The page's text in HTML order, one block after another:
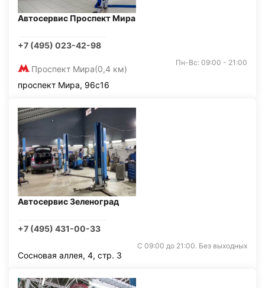
Автосервис Проспект Мира
+7 (495) 023-42-98
Проспект Мира(0,4 км)
Пн-Вс: 09:00 - 21:00
проспект Мира, 96с16
Автосервис Зеленоград
+7 (495) 431-00-33
С 09:00 до 21:00. Без выходных
Сосновая аллея, 4, стр. 3